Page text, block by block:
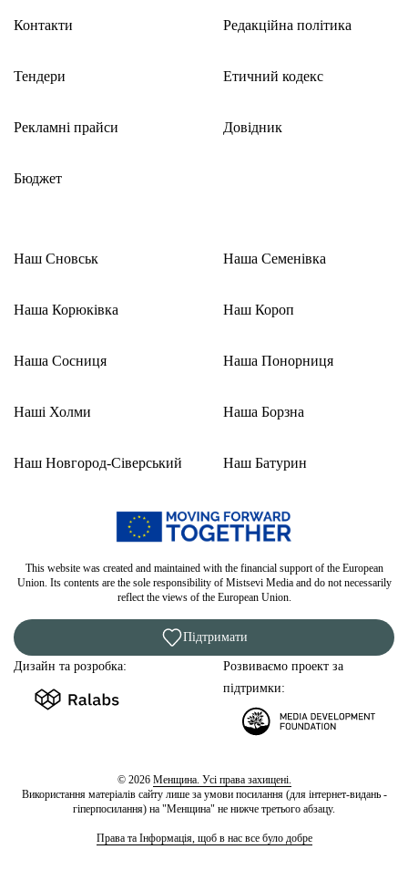
Контакти
Тендери
Рекламні прайси
Бюджет
Редакційна політика
Етичний кодекс
Довідник
Наш Сновськ
Наша Корюківка
Наша Сосниця
Наші Холми
Наш Новгород-Сіверський
Наша Семенівка
Наш Короп
Наша Понорниця
Наша Борзна
Наш Батурин
This website was created and maintained with the financial support of the European
Union. Its contents are the sole responsibility of Mistsevi Media and do not necessarily
reflect the views of the European Union.
Підтримати
Дизайн та розробка:
Розвиваємо проект за
підтримки:
© 2026 Менщина. Усі права захищені.
Використання матеріалів сайту лише за умови посилання (для інтернет-видань -
гіперпосилання) на "Менщина" не нижче третього абзацу.
Права та Інформація, щоб в нас все було добре